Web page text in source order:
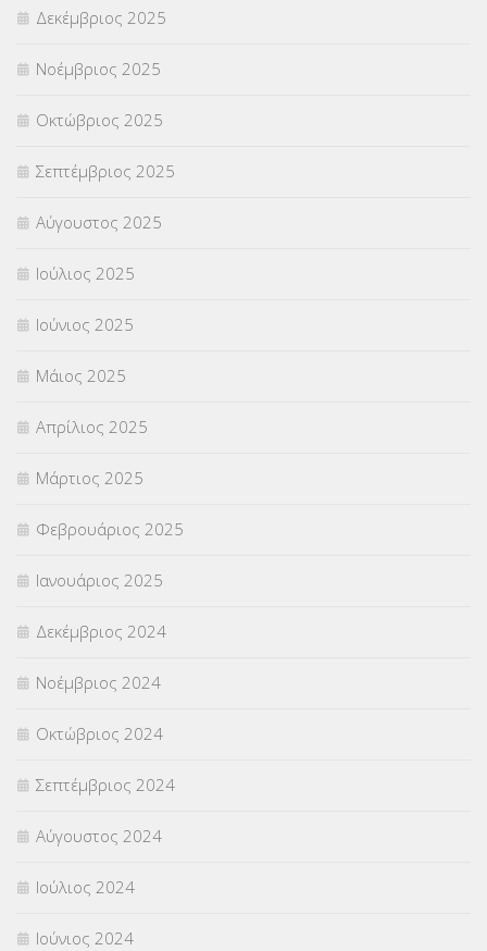
ΣΧΟΛΙΚΟΙ ΣΥΜΒΟΥΛΟΙ
ΥΠΕΡΑΡΙΘΜΟΙ(1)
ΥΠΟΤΡΟΦΙΕΣ(28)
ΦΥΣΙΚΗ ΑΓΩΓΗ(692)
Χωρίς κατηγορία
Δεκέμβριος 2025
Νοέμβριος 2025
Οκτώβριος 2025
Σεπτέμβριος 2025
Αύγουστος 2025
Ιούλιος 2025
Ιούνιος 2025
Μάιος 2025
Απρίλιος 2025
Μάρτιος 2025
Φεβρουάριος 2025
Ιανουάριος 2025
Δεκέμβριος 2024
Νοέμβριος 2024
Οκτώβριος 2024
Σεπτέμβριος 2024
Αύγουστος 2024
Ιούλιος 2024
Ιούνιος 2024